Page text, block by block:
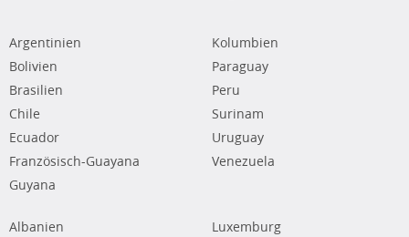
Argentinien
Bolivien
Brasilien
Chile
Ecuador
Französisch-Guayana
Guyana
Kolumbien
Paraguay
Peru
Surinam
Uruguay
Venezuela
Albanien
Luxemburg